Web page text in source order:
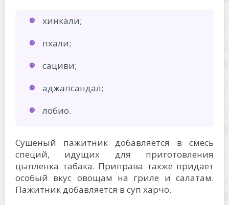
хинкали;
пхали;
сациви;
аджапсандал;
лобио.
Сушеный пажитник добавляется в смесь
специй, идущих для приготовления
цыпленка табака. Приправа также придает
особый вкус овощам на гриле и салатам.
Пажитник добавляется в суп харчо.